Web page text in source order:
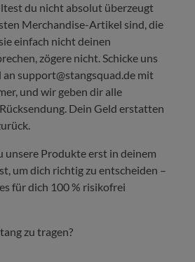
du nicht absolut überzeugt
Merchandise-Artikel sind, die
einfach nicht deinen
zögere nicht. Schicke uns
support@stangsquad.de mit
und wir geben dir alle
Dein Geld erstatten
unsere Produkte erst in deinem
um dich richtig zu entscheiden –
für dich 100 % risikofrei
zu tragen?